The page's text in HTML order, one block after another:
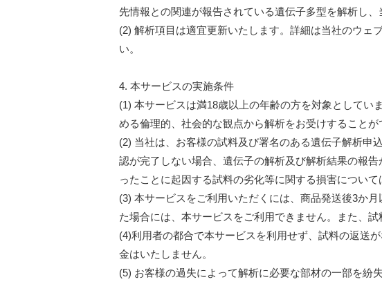
先情報との関連が報告されている遺伝子多型を解析し
(2) 解析項目は適宜更新いたします。詳細は当社のウェ
い。
4. 本サービスの実施条件
(1) 本サービスは満18歳以上の年齢の方を対象としてい
める倫理的、社会的な観点から解析をお受けすることが
(2) 当社は、お客様の試料及び署名のある遺伝子解析申
認が完了しない場合、遺伝子の解析及び解析結果の報
ったことに起因する試料の劣化等に関する損害について
(3) 本サービスをご利用いただくには、商品発送後3か
た場合には、本サービスをご利用できません。また、
(4)利用者の都合で本サービスを利用せず、試料の返送
金はいたしません。
(5) お客様の過失によって解析に必要な部材の一部を紛